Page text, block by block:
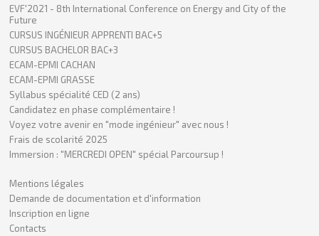
EVF'2021 - 8th International Conference on Energy and City of the
Future
CURSUS INGÉNIEUR APPRENTI BAC+5
CURSUS BACHELOR BAC+3
ECAM-EPMI CACHAN
ECAM-EPMI GRASSE
Syllabus spécialité CED (2 ans)
Candidatez en phase complémentaire !
Voyez votre avenir en "mode ingénieur" avec nous !
Frais de scolarité 2025
Immersion : "MERCREDI OPEN" spécial Parcoursup !
Mentions légales
Demande de documentation et d'information
Inscription en ligne
Contacts